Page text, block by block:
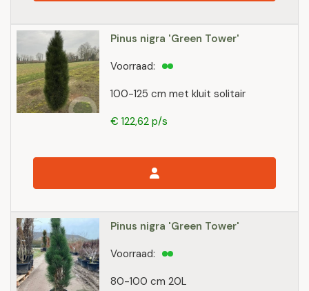
Pinus nigra 'Green Tower'
100-125 cm met kluit solitair
Voorraad:
€ 122,62 p/s
Pinus nigra 'Green Tower'
80-100 cm 20L
Voorraad: